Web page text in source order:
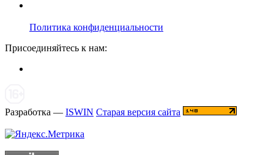
Политика конфиденциальности
Присоединяйтесь к нам:
Разработка — ISWIN Старая версия сайта